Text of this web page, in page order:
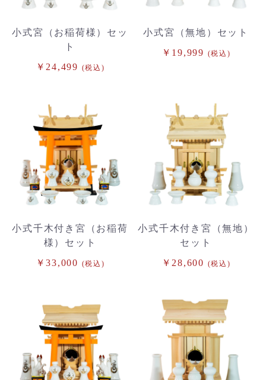
小式宮（お稲荷様）セッ
ト
￥24,499 (税込)
小式宮（無地）セット
￥19,999 (税込)
小式千木付き宮（お稲荷
様）セット
￥33,000 (税込)
小式千木付き宮（無地）
セット
￥28,600 (税込)